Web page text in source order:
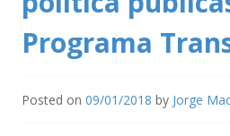
Programa
Posted on 09/01/2018 by Jorge